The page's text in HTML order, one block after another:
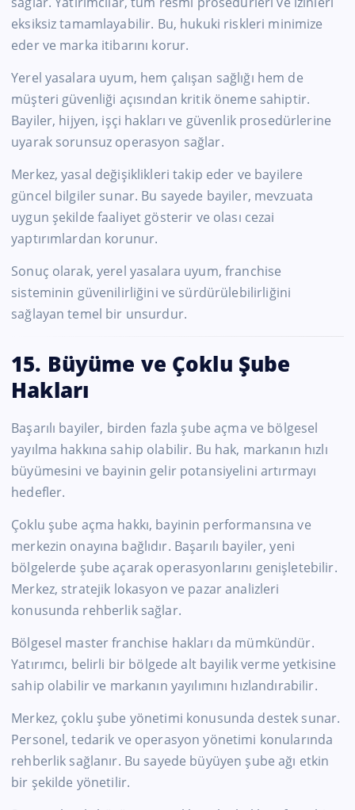
eksiksiz tamamlayabilir. Bu, hukuki riskleri minimize
eder ve marka itibarını korur.
Yerel yasalara uyum, hem çalışan sağlığı hem de
müşteri güvenliği açısından kritik öneme sahiptir.
Bayiler, hijyen, işçi hakları ve güvenlik prosedürlerine
uyarak sorunsuz operasyon sağlar.
Merkez, yasal değişiklikleri takip eder ve bayilere
güncel bilgiler sunar. Bu sayede bayiler, mevzuata
uygun şekilde faaliyet gösterir ve olası cezai
yaptırımlardan korunur.
Sonuç olarak, yerel yasalara uyum, franchise
sisteminin güvenilirliğini ve sürdürülebilirliğini
sağlayan temel bir unsurdur.
15. Büyüme ve Çoklu Şube
Hakları
Başarılı bayiler, birden fazla şube açma ve bölgesel
yayılma hakkına sahip olabilir. Bu hak, markanın hızlı
büyümesini ve bayinin gelir potansiyelini artırmayı
hedefler.
Çoklu şube açma hakkı, bayinin performansına ve
merkezin onayına bağlıdır. Başarılı bayiler, yeni
bölgelerde şube açarak operasyonlarını genişletebilir.
Merkez, stratejik lokasyon ve pazar analizleri
konusunda rehberlik sağlar.
Bölgesel master franchise hakları da mümkündür.
Yatırımcı, belirli bir bölgede alt bayilik verme yetkisine
sahip olabilir ve markanın yayılımını hızlandırabilir.
Merkez, çoklu şube yönetimi konusunda destek sunar.
Personel, tedarik ve operasyon yönetimi konularında
rehberlik sağlanır. Bu sayede büyüyen şube ağı etkin
bir şekilde yönetilir.